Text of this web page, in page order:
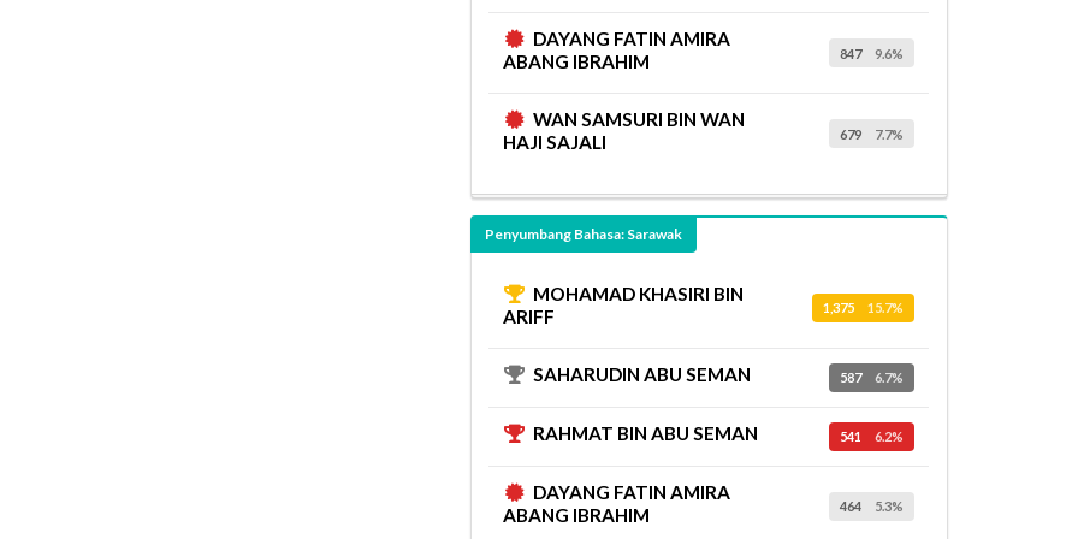
DAYANG FATIN AMIRA
ABANG IBRAHIM
847 9.6%
WAN SAMSURI BIN WAN
HAJI SAJALI
679 7.7%
Penyumbang Bahasa: Sarawak
MOHAMAD KHASIRI BIN
ARIFF
1,375 15.7%
SAHARUDIN ABU SEMAN 587 6.7%
RAHMAT BIN ABU SEMAN 541 6.2%
DAYANG FATIN AMIRA
ABANG IBRAHIM
464 5.3%